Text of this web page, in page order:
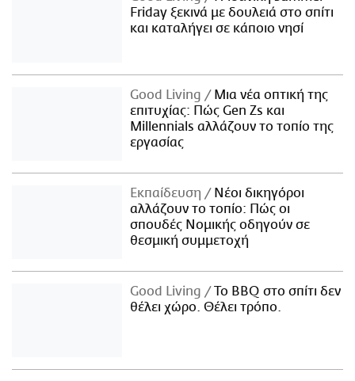
Friday ξεκινά με δουλειά στο σπίτι
και καταλήγει σε κάποιο νησί
Good Living
Μια νέα οπτική της
επιτυχίας: Πώς Gen Zs και
Millennials αλλάζουν το τοπίο της
εργασίας
Εκπαίδευση
Νέοι δικηγόροι
αλλάζουν το τοπίο: Πώς οι
σπουδές Νομικής οδηγούν σε
θεσμική συμμετοχή
Good Living
Το BBQ στο σπίτι δεν
θέλει χώρο. Θέλει τρόπο.